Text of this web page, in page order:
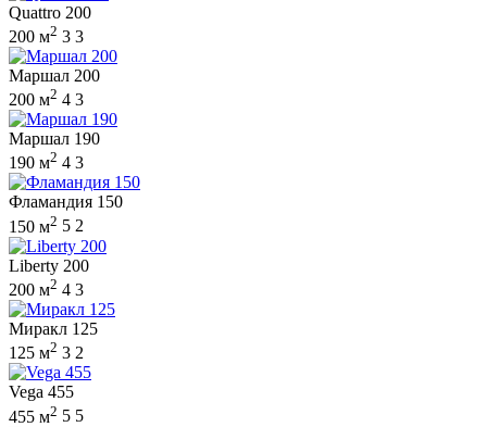
Quattro 200
200 м2 3 3
Маршал 200
200 м2 4 3
Маршал 190
190 м2 4 3
Фламандия 150
150 м2 5 2
Liberty 200
200 м2 4 3
Миракл 125
125 м2 3 2
Vega 455
455 м2 5 5